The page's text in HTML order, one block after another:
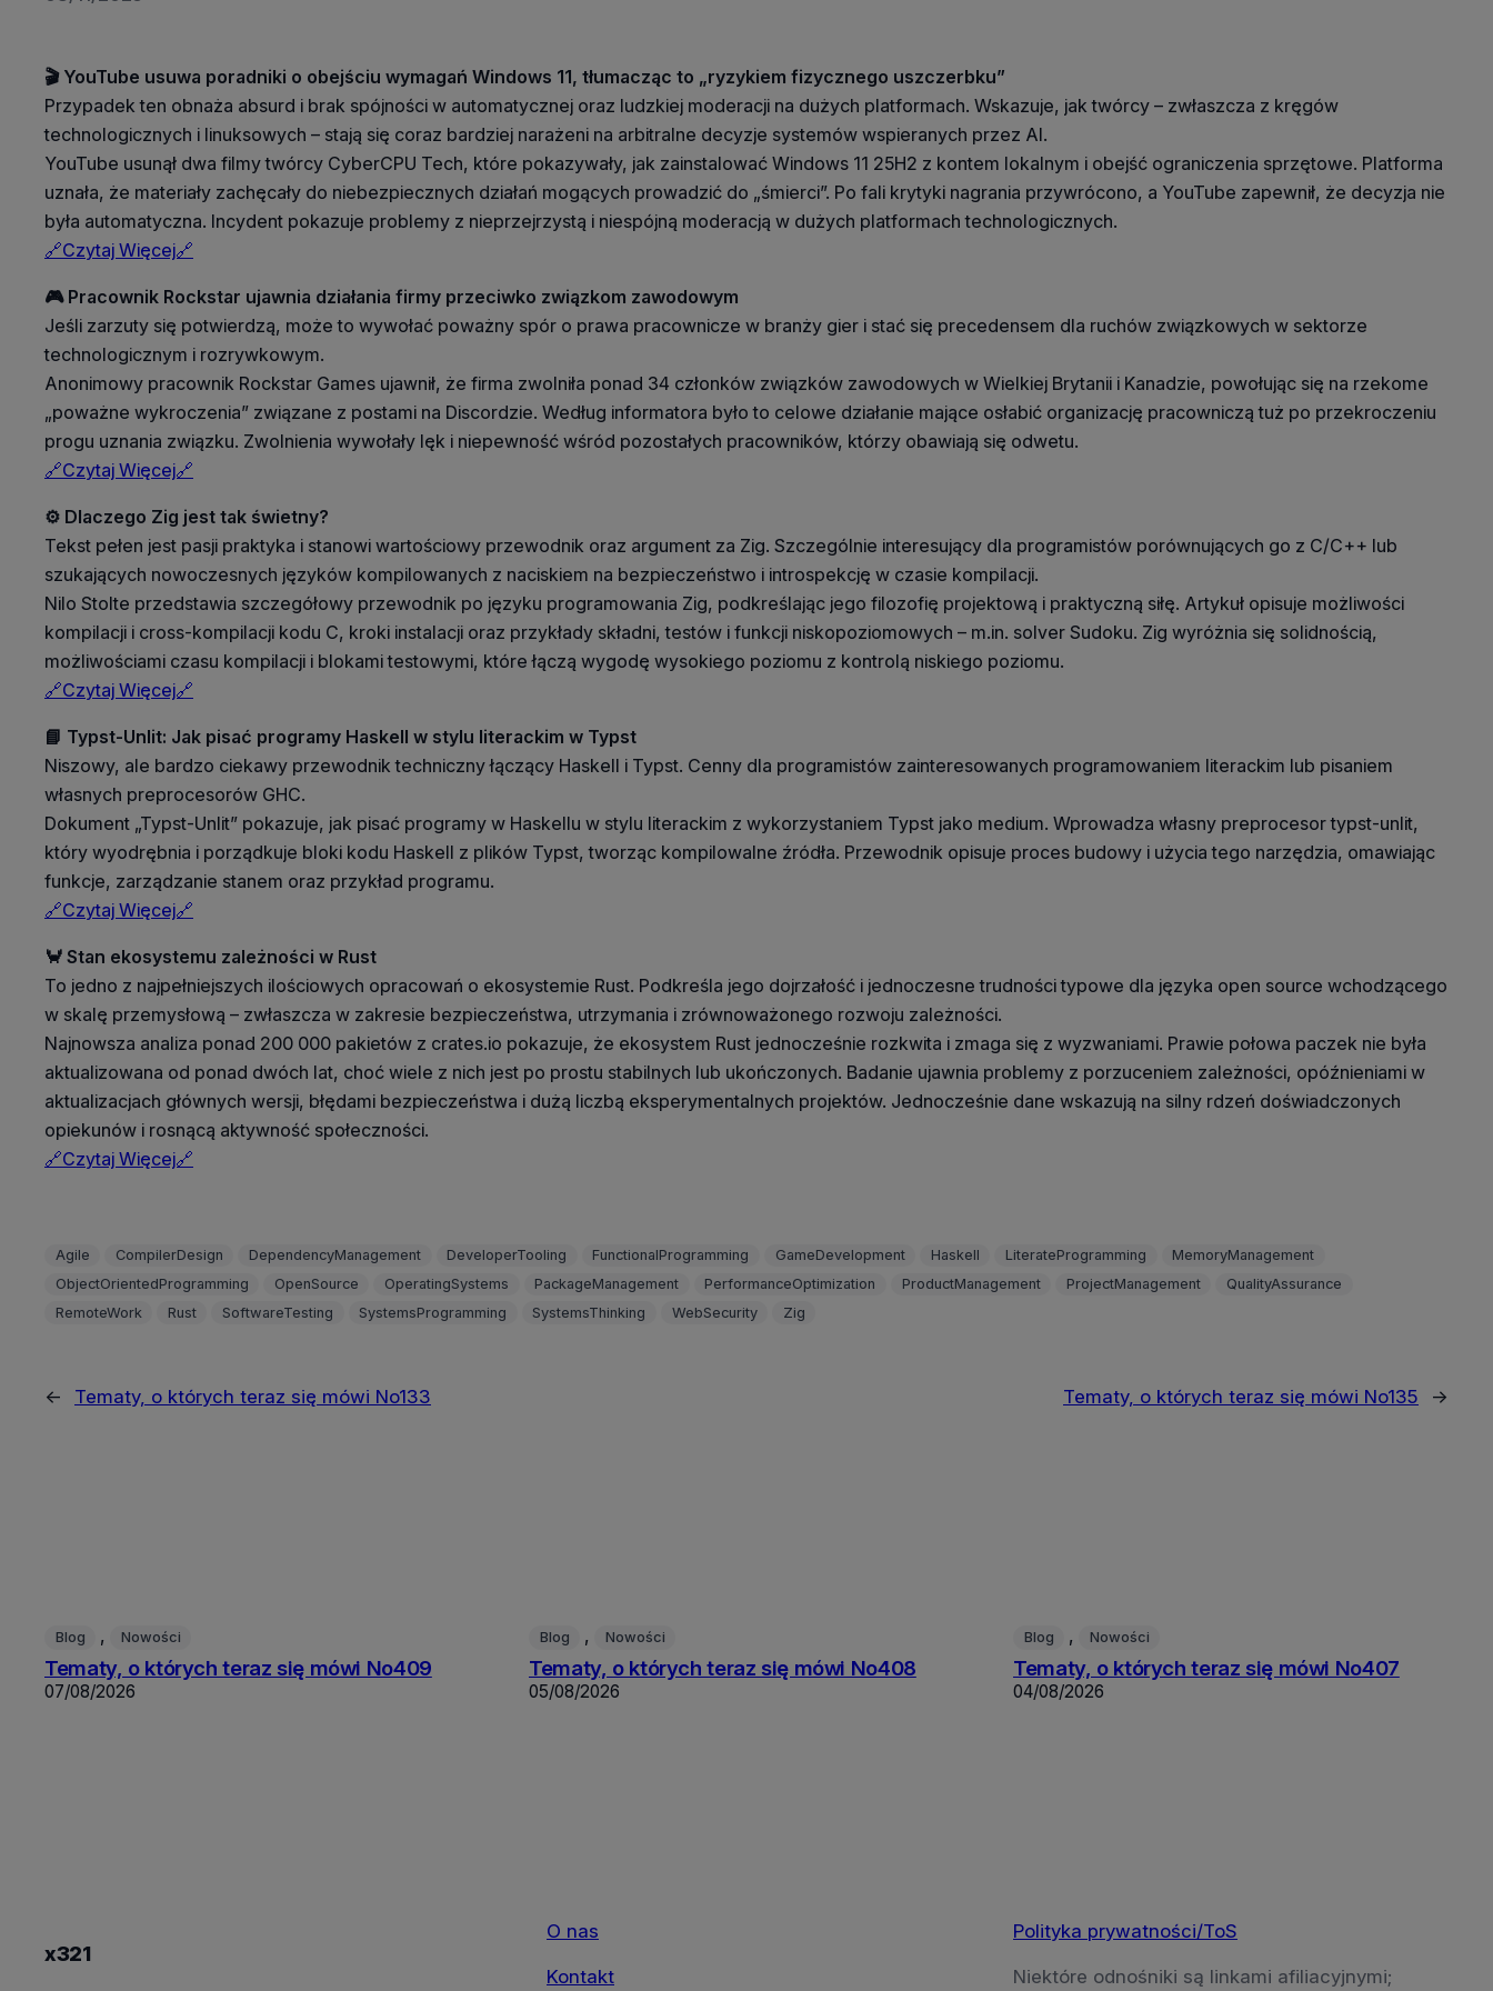
🎬 YouTube usuwa poradniki o obejściu wymagań Windows 11, tłumacząc to „ryzykiem fizycznego uszczerbku”
Przypadek ten obnaża absurd i brak spójności w automatycznej oraz ludzkiej moderacji na dużych platformach. Wskazuje, jak twórcy – zwłaszcza z kręgów
technologicznych i linuksowych – stają się coraz bardziej narażeni na arbitralne decyzje systemów wspieranych przez AI.
YouTube usunął dwa filmy twórcy CyberCPU Tech, które pokazywały, jak zainstalować Windows 11 25H2 z kontem lokalnym i obejść ograniczenia sprzętowe. Platforma
uznała, że materiały zachęcały do niebezpiecznych działań mogących prowadzić do „śmierci”. Po fali krytyki nagrania przywrócono, a YouTube zapewnił, że decyzja nie
była automatyczna. Incydent pokazuje problemy z nieprzejrzystą i niespójną moderacją w dużych platformach technologicznych.
🔗Czytaj Więcej🔗
🎮 Pracownik Rockstar ujawnia działania firmy przeciwko związkom zawodowym
Jeśli zarzuty się potwierdzą, może to wywołać poważny spór o prawa pracownicze w branży gier i stać się precedensem dla ruchów związkowych w sektorze
technologicznym i rozrywkowym.
Anonimowy pracownik Rockstar Games ujawnił, że firma zwolniła ponad 34 członków związków zawodowych w Wielkiej Brytanii i Kanadzie, powołując się na rzekome
„poważne wykroczenia” związane z postami na Discordzie. Według informatora było to celowe działanie mające osłabić organizację pracowniczą tuż po przekroczeniu
progu uznania związku. Zwolnienia wywołały lęk i niepewność wśród pozostałych pracowników, którzy obawiają się odwetu.
🔗Czytaj Więcej🔗
⚙️ Dlaczego Zig jest tak świetny?
Tekst pełen jest pasji praktyka i stanowi wartościowy przewodnik oraz argument za Zig. Szczególnie interesujący dla programistów porównujących go z C/C++ lub
szukających nowoczesnych języków kompilowanych z naciskiem na bezpieczeństwo i introspekcję w czasie kompilacji.
Nilo Stolte przedstawia szczegółowy przewodnik po języku programowania Zig, podkreślając jego filozofię projektową i praktyczną siłę. Artykuł opisuje możliwości
kompilacji i cross-kompilacji kodu C, kroki instalacji oraz przykłady składni, testów i funkcji niskopoziomowych – m.in. solver Sudoku. Zig wyróżnia się solidnością,
możliwościami czasu kompilacji i blokami testowymi, które łączą wygodę wysokiego poziomu z kontrolą niskiego poziomu.
🔗Czytaj Więcej🔗
📘 Typst-Unlit: Jak pisać programy Haskell w stylu literackim w Typst
Niszowy, ale bardzo ciekawy przewodnik techniczny łączący Haskell i Typst. Cenny dla programistów zainteresowanych programowaniem literackim lub pisaniem
własnych preprocesorów GHC.
Dokument „Typst-Unlit” pokazuje, jak pisać programy w Haskellu w stylu literackim z wykorzystaniem Typst jako medium. Wprowadza własny preprocesor typst-unlit,
który wyodrębnia i porządkuje bloki kodu Haskell z plików Typst, tworząc kompilowalne źródła. Przewodnik opisuje proces budowy i użycia tego narzędzia, omawiając
funkcje, zarządzanie stanem oraz przykład programu.
🔗Czytaj Więcej🔗
🦀 Stan ekosystemu zależności w Rust
To jedno z najpełniejszych ilościowych opracowań o ekosystemie Rust. Podkreśla jego dojrzałość i jednoczesne trudności typowe dla języka open source wchodzącego
w skalę przemysłową – zwłaszcza w zakresie bezpieczeństwa, utrzymania i zrównoważonego rozwoju zależności.
Najnowsza analiza ponad 200 000 pakietów z crates.io pokazuje, że ekosystem Rust jednocześnie rozkwita i zmaga się z wyzwaniami. Prawie połowa paczek nie była
aktualizowana od ponad dwóch lat, choć wiele z nich jest po prostu stabilnych lub ukończonych. Badanie ujawnia problemy z porzuceniem zależności, opóźnieniami w
aktualizacjach głównych wersji, błędami bezpieczeństwa i dużą liczbą eksperymentalnych projektów. Jednocześnie dane wskazują na silny rdzeń doświadczonych
opiekunów i rosnącą aktywność społeczności.
🔗Czytaj Więcej🔗
Agile CompilerDesign DependencyManagement DeveloperTooling FunctionalProgramming GameDevelopment Haskell LiterateProgramming
MemoryManagement
ObjectOrientedProgramming
OpenSource OperatingSystems PackageManagement PerformanceOptimization ProductManagement ProjectManagement
QualityAssurance
RemoteWork
Rust SoftwareTesting SystemsProgramming SystemsThinking WebSecurity Zig
← Tematy, o których teraz się mówi No133 Tematy, o których teraz się mówi No135 →
Blog , Nowości
Tematy, o których teraz się mówi No409
07/08/2026
Blog , Nowości
Tematy, o których teraz się mówi No408
05/08/2026
Blog , Nowości
Tematy, o których teraz się mówi No407
04/08/2026
x321
O nas
Kontakt
Polityka prywatności/ToS
Niektóre odnośniki są linkami afiliacyjnymi;